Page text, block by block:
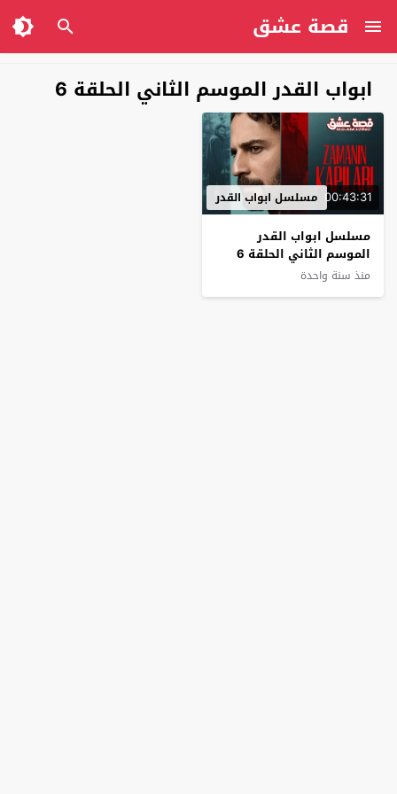
قصة عشق
ابواب القدر الموسم الثاني الحلقة 6
00:43:31 مسلسل ابواب القدر
مسلسل ابواب القدر
الموسم الثاني الحلقة 6
مترجم
منذ سنة واحدة